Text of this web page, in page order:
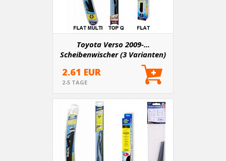
Toyota Verso 2009-...
Scheibenwischer (3 Varianten)
2.61 EUR
2-5 TAGE